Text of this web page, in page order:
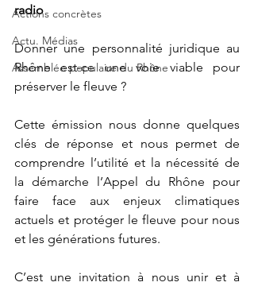
Actions concrètes
Actu. Médias
Assemblée populaire du Rhône
radio
Donner une personnalité juridique au
Rhône est-ce une voie viable pour
préserver le fleuve ?
Cette émission nous donne quelques
clés de réponse et nous permet de
comprendre l’utilité et la nécessité de
la démarche l’Appel du Rhône pour
faire face aux enjeux climatiques
actuels et protéger le fleuve pour nous
et les générations futures.
C’est une invitation à nous unir et à